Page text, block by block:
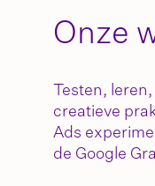
Onze
Testen,
creatieve
Ads
de Google